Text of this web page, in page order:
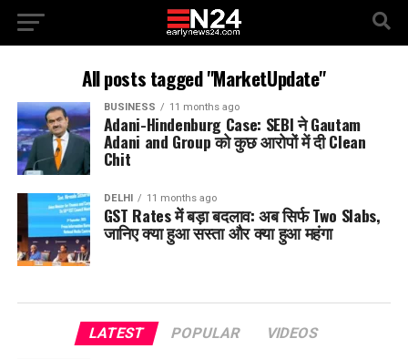
All posts tagged "MarketUpdate"
BUSINESS 11 months ago
Adani-Hindenburg Case: SEBI ने Gautam
Adani and Group को कुछ आरोपों में दी Clean
Chit
DELHI 11 months ago
GST Rates में बड़ा बदलाव: अब सिर्फ Two Slabs,
जानिए क्या हुआ सस्ता और क्या हुआ महंगा
LATEST POPULAR VIDEOS